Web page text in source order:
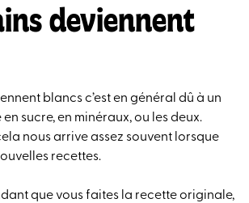
deviennent
blancs c’est en général dû à un
sucre, en minéraux, ou les deux.
nous arrive assez souvent lorsque
recettes.
que vous faites la recette originale,